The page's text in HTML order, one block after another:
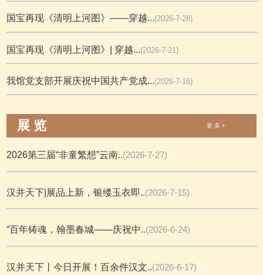
国宝再现《清明上河图》——穿越...(2026-7-28)
国宝再现《清明上河图》| 穿越...(2026-7-21)
我馆党支部开展庆祝中国共产党成...(2026-7-16)
展 览 更 多 +
2026第三届“非童繁想”云南..(2026-7-27)
汉并天下|展品上新，银缕玉衣即..(2026-7-15)
“百年铸魂，翰墨春城——庆祝中..(2026-6-24)
汉并天下丨今日开展！百余件汉文..(2026-6-17)